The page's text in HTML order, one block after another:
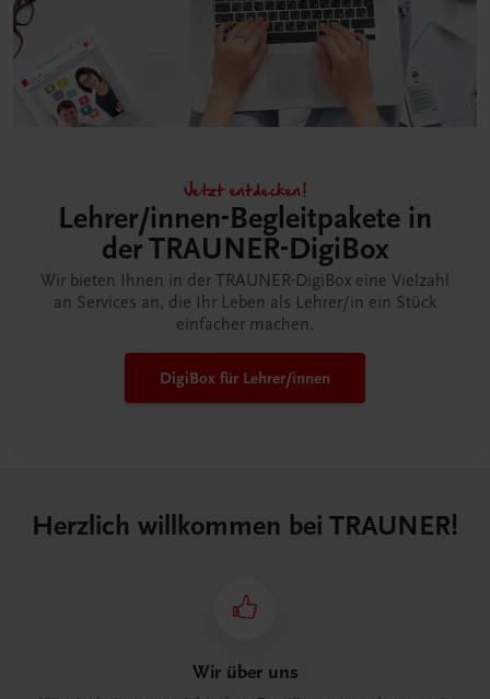
Jetzt entdecken!
Lehrer/innen-Begleitpakete in
der TRAUNER-DigiBox
Wir bieten Ihnen in der TRAUNER-DigiBox eine Vielzahl
an Services an, die Ihr Leben als Lehrer/in ein Stück
einfacher machen.
DigiBox für Lehrer/innen
Herzlich willkommen bei TRAUNER!
Wir über uns